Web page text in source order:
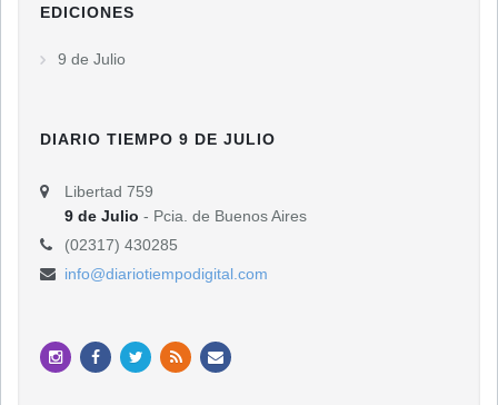
EDICIONES
9 de Julio
DIARIO TIEMPO 9 DE JULIO
Libertad 759
9 de Julio - Pcia. de Buenos Aires
(02317) 430285
info@diariotiempodigital.com